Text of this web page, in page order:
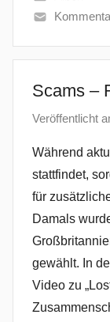
Scams –
Veröffentlicht
Während
stattfindet,
für
Damals
gewählt. In
Video zu